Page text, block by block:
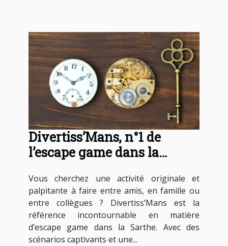
Divertiss’Mans, n°1 de
l’escape game dans la
Vous cherchez une activité originale et
palpitante à faire entre amis, en famille ou
entre collègues ? Divertiss’Mans est la
référence incontournable en matière
d’escape game dans la Sarthe. Avec des
scénarios captivants et une...